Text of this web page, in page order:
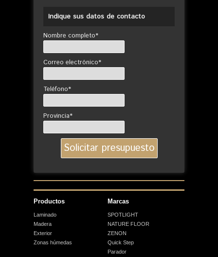
Indique sus datos de contacto
Nombre completo*
Correo electrónico*
Teléfono*
Provincia*
Productos
Laminado
Madera
Exterior
Zonas húmedas
Marcas
SPOTLIGHT
NATURE FLOOR
ZENON
Quick Step
Parador